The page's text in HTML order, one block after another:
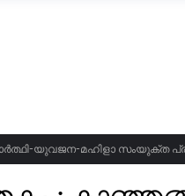
യുവജന-മഹിളാ സംയുക്ത